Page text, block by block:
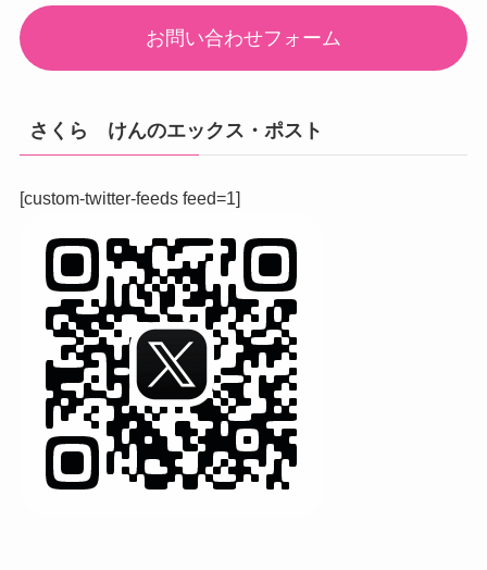
お問い合わせフォーム
さくら けんのエックス・ポスト
[custom-twitter-feeds feed=1]